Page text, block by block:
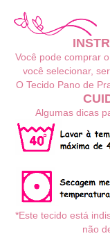
Você pode comprar
você selecionar,
O Tecido Pano de
Algumas dicas
*Este tecido está
não